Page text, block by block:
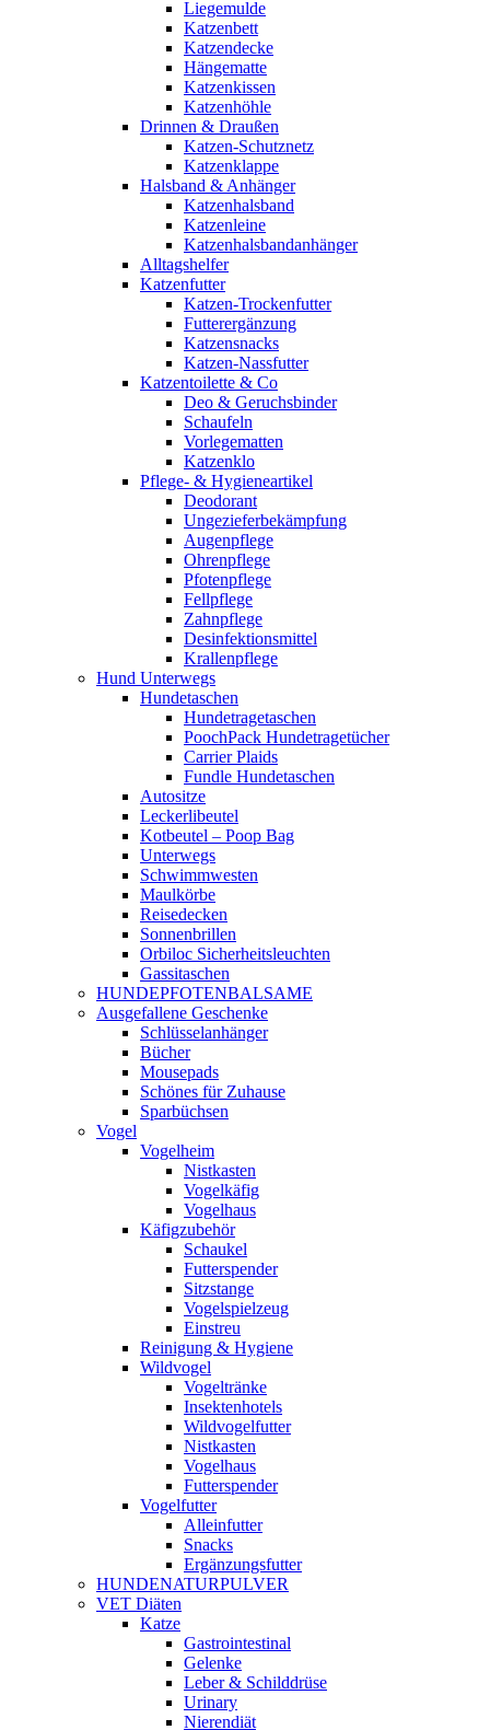
Liegemulde
Katzenbett
Katzendecke
Hängematte
Katzenkissen
Katzenhöhle
Drinnen & Draußen
Katzen-Schutznetz
Katzenklappe
Halsband & Anhänger
Katzenhalsband
Katzenleine
Katzenhalsbandanhänger
Alltagshelfer
Katzenfutter
Katzen-Trockenfutter
Futterergänzung
Katzensnacks
Katzen-Nassfutter
Katzentoilette & Co
Deo & Geruchsbinder
Schaufeln
Vorlegematten
Katzenklo
Pflege- & Hygieneartikel
Deodorant
Ungezieferbekämpfung
Augenpflege
Ohrenpflege
Pfotenpflege
Fellpflege
Zahnpflege
Desinfektionsmittel
Krallenpflege
Hund Unterwegs
Hundetaschen
Hundetragetaschen
PoochPack Hundetragetücher
Carrier Plaids
Fundle Hundetaschen
Autositze
Leckerlibeutel
Kotbeutel – Poop Bag
Unterwegs
Schwimmwesten
Maulkörbe
Reisedecken
Sonnenbrillen
Orbiloc Sicherheitsleuchten
Gassitaschen
HUNDEPFOTENBALSAME
Ausgefallene Geschenke
Schlüsselanhänger
Bücher
Mousepads
Schönes für Zuhause
Sparbüchsen
Vogel
Vogelheim
Nistkasten
Vogelkäfig
Vogelhaus
Käfigzubehör
Schaukel
Futterspender
Sitzstange
Vogelspielzeug
Einstreu
Reinigung & Hygiene
Wildvogel
Vogeltränke
Insektenhotels
Wildvogelfutter
Nistkasten
Vogelhaus
Futterspender
Vogelfutter
Alleinfutter
Snacks
Ergänzungsfutter
HUNDENATURPULVER
VET Diäten
Katze
Gastrointestinal
Gelenke
Leber & Schilddrüse
Urinary
Nierendiät